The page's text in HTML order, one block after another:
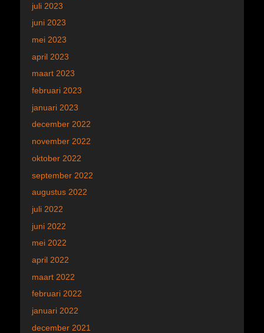
juli 2023
juni 2023
mei 2023
april 2023
maart 2023
februari 2023
januari 2023
december 2022
november 2022
oktober 2022
september 2022
augustus 2022
juli 2022
juni 2022
mei 2022
april 2022
maart 2022
februari 2022
januari 2022
december 2021